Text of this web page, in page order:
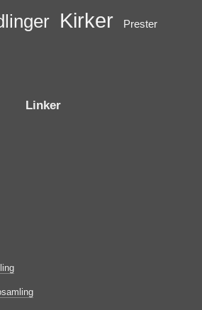
Kirker Prester
Linker